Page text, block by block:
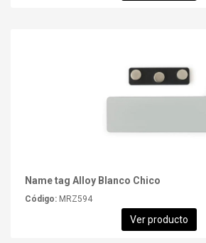
Name tag Alloy Blanco Chico
Código: MRZ594
Ver producto